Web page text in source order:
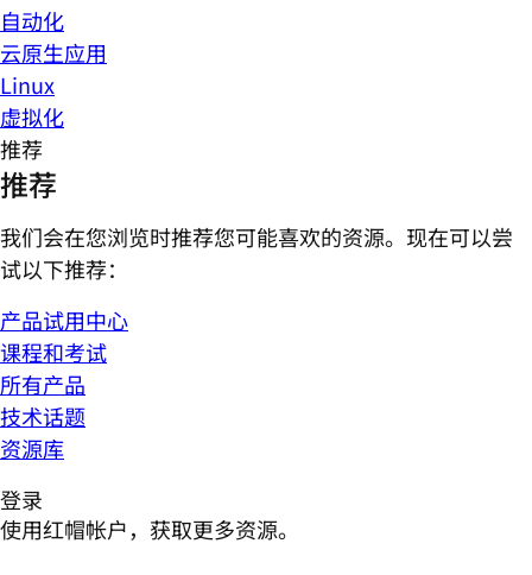
自动化
云原生应用
Linux
虚拟化
推荐
推荐
我们会在您浏览时推荐您可能喜欢的资源。现在可以尝
试以下推荐：
产品试用中心
课程和考试
所有产品
技术话题
资源库
登录
使用红帽帐户，获取更多资源。